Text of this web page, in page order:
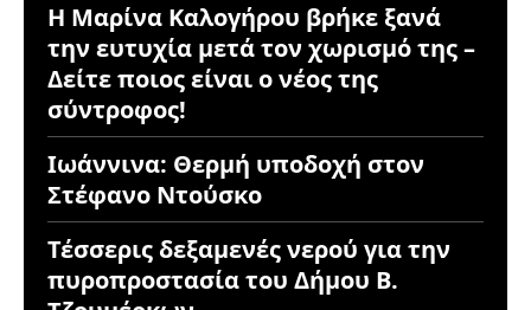
Η Μαρίνα Καλογήρου βρήκε ξανά
την ευτυχία μετά τον χωρισμό της –
Δείτε ποιος είναι ο νέος της
σύντροφος!
Ιωάννινα: Θερμή υποδοχή στον
Στέφανο Ντούσκο
Τέσσερις δεξαμενές νερού για την
πυροπροστασία του Δήμου Β.